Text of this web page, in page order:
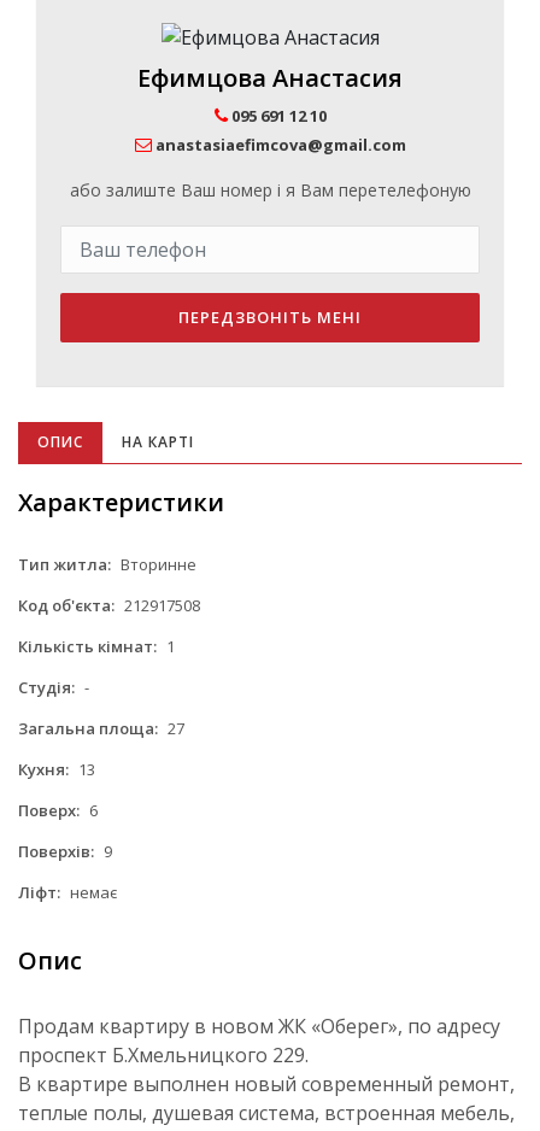
Ефимцова Анастасия
095 691 12 10
anastasiaefimcova@gmail.com
або залиште Ваш номер і я Вам перетелефоную
ПЕРЕДЗВОНІТЬ МЕНІ
ОПИС НА КАРТІ
Характеристики
Тип житла: Вторинне
Код об'єкта: 212917508
Кількість кімнат: 1
Студія: -
Загальна площа: 27
Кухня: 13
Поверх: 6
Поверхів: 9
Ліфт: немає
Опис
Продам квартиру в новом ЖК «Оберег», по адресу
проспект Б.Хмельницкого 229.
В квартире выполнен новый современный ремонт,
теплые полы, душевая система, встроенная мебель,